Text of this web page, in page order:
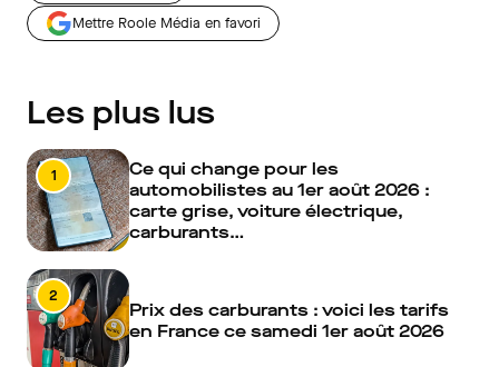
Mettre Roole Média en favori
Les plus lus
1
Ce qui change pour les
automobilistes au 1er août 2026 :
carte grise, voiture électrique,
carburants…
2
Prix des carburants : voici les tarifs
en France ce samedi 1er août 2026